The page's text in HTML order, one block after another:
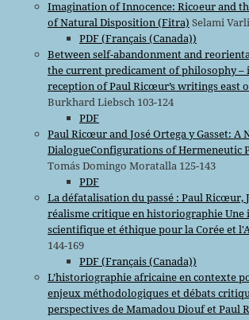
Imagination of Innocence: Ricoeur and
of Natural Disposition (Fitra) Selami
PDF (Français (Canada))
Between self-abandonment and
the current predicament of philosophy –
reception of Paul Ricœur’s writings east
Burkhard Liebsch 103-124
PDF
Paul Ricœur and José Ortega y Gasset: A
DialogueConfigurations of Hermeneutic
Tomás Domingo Moratalla 125-143
PDF
La défatalisation du passé : Paul Ricœur,
réalisme critique en historiographie
scientifique et éthique pour la Corée et
144-169
PDF (Français (Canada))
L’historiographie africaine en contexte
enjeux méthodologiques et débats
perspectives de Mamadou Diouf et Paul